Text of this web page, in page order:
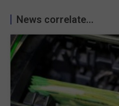
News correlate...